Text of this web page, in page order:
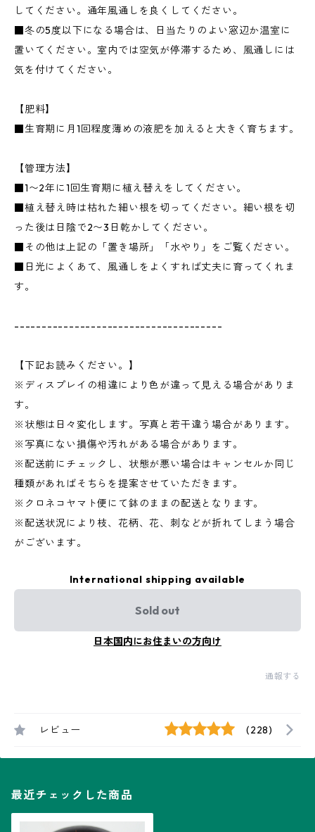
してください。通年風通しを良くしてください。
■冬の5度以下になる場合は、日当たりのよい窓辺か温室に
置いてください。室内では空気が停滞するため、風通しには
気を付けてください。
【肥料】
■生育期に月1回程度薄めの液肥を加えると大きく育ちます。
【管理方法】
■1〜2年に1回生育期に植え替えをしてください。
■植え替え時は枯れた細い根を切ってください。細い根を切
った後は日陰で2〜3日乾かしてください。
■その他は上記の「置き場所」「水やり」をご覧ください。
■日光によくあて、風通しをよくすれば丈夫に育ってくれま
す。
--------------------------------------
【下記お読みください。】
※ディスプレイの相違により色が違って見える場合がありま
す。
※状態は日々変化します。写真と若干違う場合があります。
※写真にない損傷や汚れがある場合があります。
※配送前にチェックし、状態が悪い場合はキャンセルか同じ
種類があればそちらを提案させていただきます。
※クロネコヤマト便にて鉢のままの配送となります。
※配送状況により枝、花柄、花、刺などが折れてしまう場合
がございます。
International shipping available
Sold out
日本国内にお住まいの方向け
通報する
レビュー (228)
最近チェックした商品